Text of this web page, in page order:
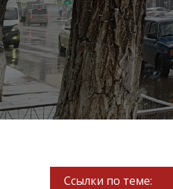
Ссылки по теме: